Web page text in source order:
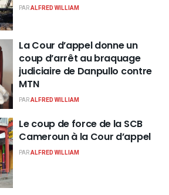
PARALFRED WILLIAM
La Cour d’appel donne un
coup d’arrêt au braquage
judiciaire de Danpullo contre
MTN
PARALFRED WILLIAM
Le coup de force de la SCB
Cameroun à la Cour d’appel
PARALFRED WILLIAM